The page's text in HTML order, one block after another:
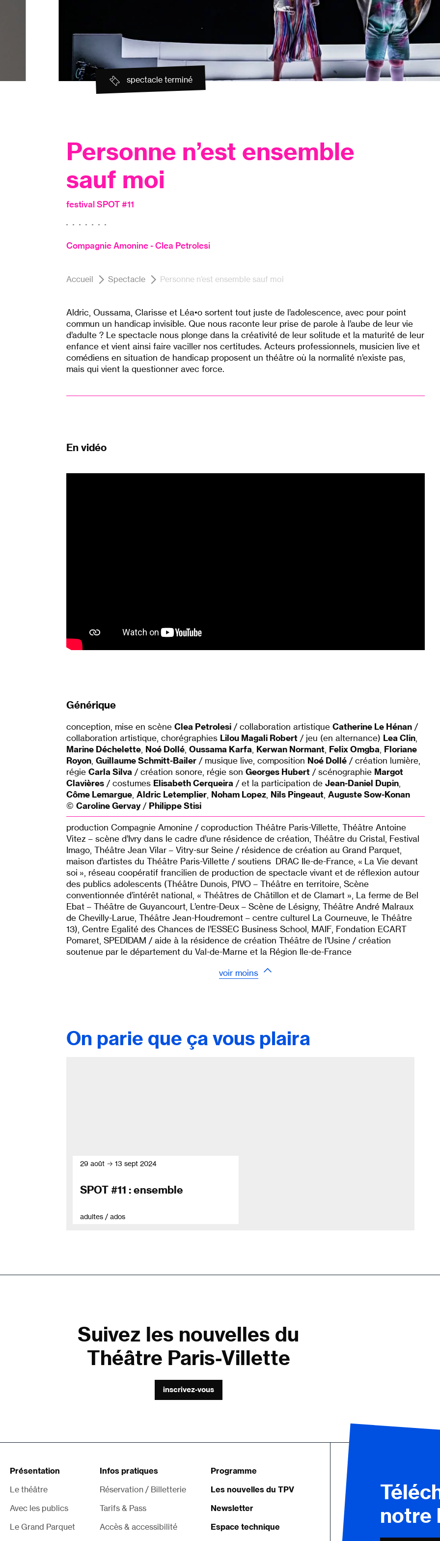
spectacle terminé
Personne n’est ensemble
sauf moi
festival SPOT #11
Compagnie Amonine - Clea Petrolesi
Accueil Spectacle Personne n’est ensemble sauf moi
Aldric, Oussama, Clarisse et Léa•o sortent tout juste de l’adolescence, avec pour point
commun un handicap invisible. Que nous raconte leur prise de parole à l’aube de leur vie
d’adulte ? Le spectacle nous plonge dans la créativité de leur solitude et la maturité de leur
enfance et vient ainsi faire vaciller nos certitudes. Acteurs professionnels, musicien live et
comédiens en situation de handicap proposent un théâtre où la normalité n’existe pas,
mais qui vient la questionner avec force.
En vidéo
Générique
conception, mise en scène Clea Petrolesi/ collaboration artistique Catherine Le Hénan/
collaboration artistique, chorégraphies Lilou Magali Robert/ jeu (en alternance) Lea Clin,
Marine Déchelette, Noé Dollé, Oussama Karfa, Kerwan Normant, Felix Omgba, Floriane
Royon, Guillaume Schmitt-Bailer/ musique live, composition Noé Dollé/ création lumière,
régie Carla Silva/ création sonore, régie son Georges Hubert/ scénographie Margot
Clavières/ costumes Elisabeth Cerqueira/ et la participation de Jean-Daniel Dupin,
Côme Lemargue, Aldric Letemplier, Noham Lopez, Nils Pingeaut, Auguste Sow-Konan
© Caroline Gervay/ Philippe Stisi
production Compagnie Amonine / coproduction Théâtre Paris-Villette, Théâtre Antoine
Vitez – scène d’Ivry dans le cadre d’une résidence de création, Théâtre du Cristal, Festival
Imago, Théâtre Jean Vilar – Vitry-sur Seine / résidence de création au Grand Parquet,
maison d’artistes du Théâtre Paris-Villette / soutiens DRAC Ile-de-France, « La Vie devant
soi », réseau coopératif francilien de production de spectacle vivant et de réflexion autour
des publics adolescents (Théâtre Dunois, PIVO – Théâtre en territoire, Scène
conventionnée d’intérêt national, « Théâtres de Châtillon et de Clamart », La ferme de Bel
Ebat – Théâtre de Guyancourt, L’entre-Deux – Scène de Lésigny, Théâtre André Malraux
de Chevilly-Larue, Théâtre Jean-Houdremont – centre culturel La Courneuve, le Théâtre
13), Centre Egalité des Chances de l’ESSEC Business School, MAIF, Fondation ECART
Pomaret, SPEDIDAM / aide à la résidence de création Théâtre de l’Usine / création
soutenue par le département du Val-de-Marne et la Région Ile-de-France
voir moins
On parie que ça vous plaira
29 août → 13 sept 2024
SPOT #11 : ensemble
adultes / ados
Suivez les nouvelles du
Théâtre Paris-Villette
inscrivez-vous
Présentation
Le théâtre
Avec les publics
Le Grand Parquet
Infos pratiques
Réservation / Billetterie
Tarifs & Pass
Accès & accessibilité
Programme
Les nouvelles du TPV
Newsletter
Espace technique
notre